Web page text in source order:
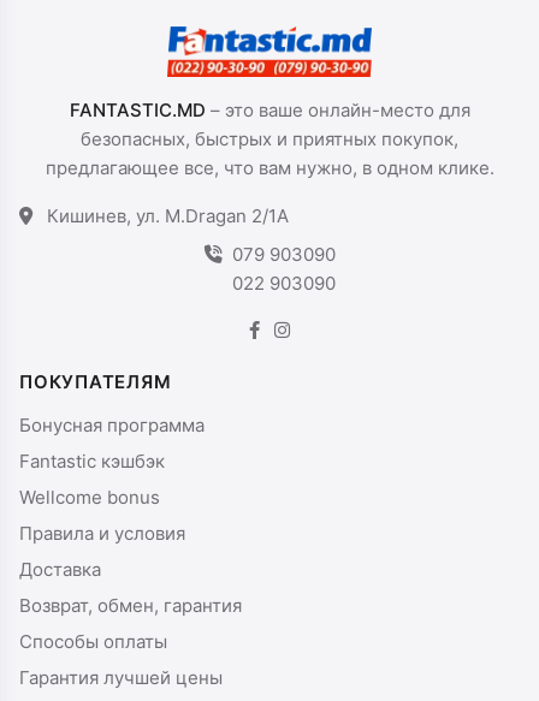
FANTASTIC.MD – это ваше онлайн-место для
безопасных, быстрых и приятных покупок,
предлагающее все, что вам нужно, в одном клике.
Кишинев, ул. M.Dragan 2/1A
079 903090
022 903090
ПОКУПАТЕЛЯМ
Бонусная программа
Fantastic кэшбэк
Wellcome bonus
Правила и условия
Доставка
Возврат, обмен, гарантия
Способы оплаты
Гарантия лучшей цены